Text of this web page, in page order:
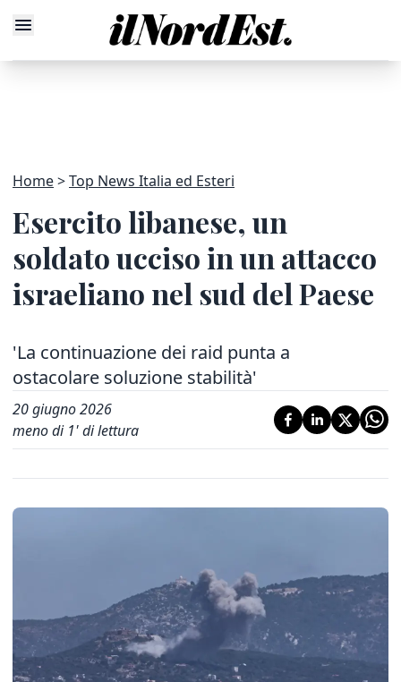
Home Top News Italia ed Esteri
Esercito libanese, un
soldato ucciso in un attacco
israeliano nel sud del Paese
'La continuazione dei raid punta a
ostacolare soluzione stabilità'
20 giugno 2026
meno di 1' di lettura